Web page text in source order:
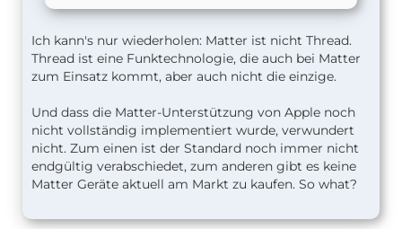
Ich kann's nur wiederholen: Matter ist nicht Thread.
Thread ist eine Funktechnologie, die auch bei Matter
zum Einsatz kommt, aber auch nicht die einzige.
Und dass die Matter-Unterstützung von Apple noch
nicht vollständig implementiert wurde, verwundert
nicht. Zum einen ist der Standard noch immer nicht
endgültig verabschiedet, zum anderen gibt es keine
Matter Geräte aktuell am Markt zu kaufen. So what?